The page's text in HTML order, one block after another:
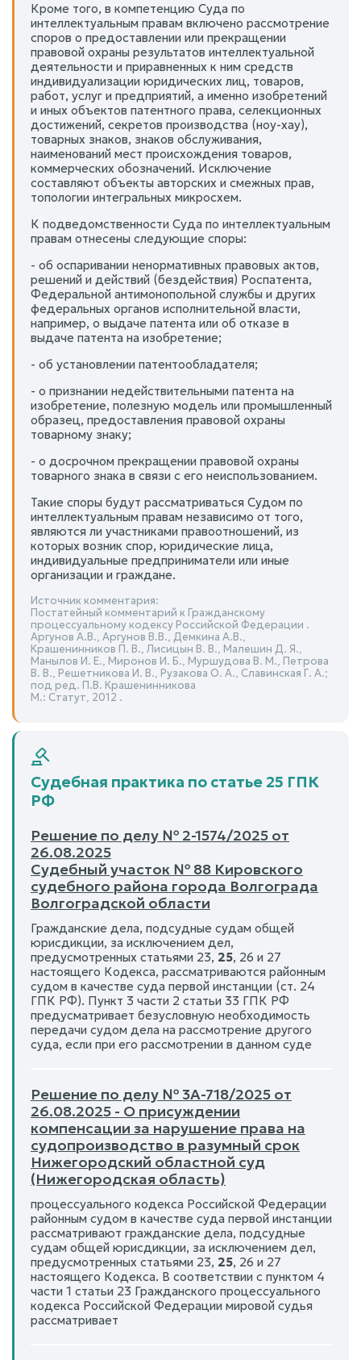
Кроме того, в компетенцию Суда по
интеллектуальным правам включено рассмотрение
споров о предоставлении или прекращении
правовой охраны результатов интеллектуальной
деятельности и приравненных к ним средств
индивидуализации юридических лиц, товаров,
работ, услуг и предприятий, а именно изобретений
и иных объектов патентного права, селекционных
достижений, секретов производства (ноу-хау),
товарных знаков, знаков обслуживания,
наименований мест происхождения товаров,
коммерческих обозначений. Исключение
составляют объекты авторских и смежных прав,
топологии интегральных микросхем.
К подведомственности Суда по интеллектуальным
правам отнесены следующие споры:
- об оспаривании ненормативных правовых актов,
решений и действий (бездействия) Роспатента,
Федеральной антимонопольной службы и других
федеральных органов исполнительной власти,
например, о выдаче патента или об отказе в
выдаче патента на изобретение;
- об установлении патентообладателя;
- о признании недействительными патента на
изобретение, полезную модель или промышленный
образец, предоставления правовой охраны
товарному знаку;
- о досрочном прекращении правовой охраны
товарного знака в связи с его неиспользованием.
Такие споры будут рассматриваться Судом по
интеллектуальным правам независимо от того,
являются ли участниками правоотношений, из
которых возник спор, юридические лица,
индивидуальные предприниматели или иные
организации и граждане.
Источник комментария:
Постатейный комментарий к Гражданскому
процессуальному кодексу Российской Федерации .
Аргунов А.В., Аргунов В.В., Демкина А.В.,
Крашенинников П. В., Лисицын В. В., Малешин Д. Я.,
Манылов И. Е., Миронов И. Б., Муршудова В. М., Петрова
В. В., Решетникова И. В., Рузакова О. А., Славинская Г. А.;
под ред. П.В. Крашенинникова
М.: Статут, 2012 .
Судебная практика по статье 25 ГПК
РФ
Решение по делу № 2-1574/2025 от
26.08.2025
Судебный участок № 88 Кировского
судебного района города Волгограда
Волгоградской области
Гражданские дела, подсудные судам общей
юрисдикции, за исключением дел,
предусмотренных статьями 23, 25, 26 и 27
настоящего Кодекса, рассматриваются районным
судом в качестве суда первой инстанции (ст. 24
ГПК РФ). Пункт 3 части 2 статьи 33 ГПК РФ
предусматривает безусловную необходимость
передачи судом дела на рассмотрение другого
суда, если при его рассмотрении в данном суде
Решение по делу № 3А-718/2025 от
26.08.2025 - О присуждении
компенсации за нарушение права на
судопроизводство в разумный срок
Нижегородский областной суд
(Нижегородская область)
процессуального кодекса Российской Федерации
районным судом в качестве суда первой инстанции
рассматривают гражданские дела, подсудные
судам общей юрисдикции, за исключением дел,
предусмотренных статьями 23, 25, 26 и 27
настоящего Кодекса. В соответствии с пунктом 4
части 1 статьи 23 Гражданского процессуального
кодекса Российской Федерации мировой судья
рассматривает